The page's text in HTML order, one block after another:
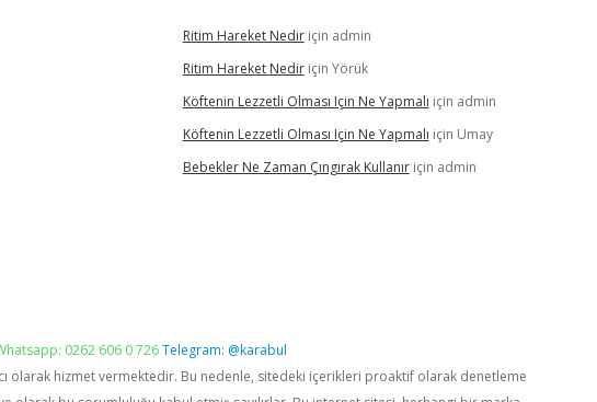
Ritim Hareket Nediriçin admin
Ritim Hareket Nediriçin Yörük
Köftenin Lezzetli Olması Için Ne Yapmalı için admin
Köftenin Lezzetli Olması Için Ne Yapmalı için Umay
Bebekler Ne Zaman Çıngırak Kullanıriçin admin
0262 606 0 726Telegram: @karabul
olarak hizmet vermektedir. Bu nedenle, sitedeki içerikleri proaktif olarak denetleme